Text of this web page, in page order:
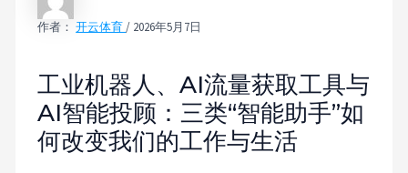
作者： 开云体育/ 2026年5月7日
工业机器人、AI流量获取工具与
AI智能投顾：三类“智能助手”如
何改变我们的工作与生活